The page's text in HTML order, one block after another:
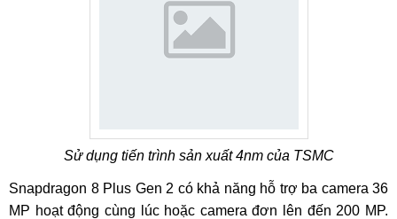
Sử dụng tiến trình sản xuất 4nm của TSMC
Snapdragon 8 Plus Gen 2 có khả năng hỗ trợ ba camera 36
MP hoạt động cùng lúc hoặc camera đơn lên đến 200 MP.